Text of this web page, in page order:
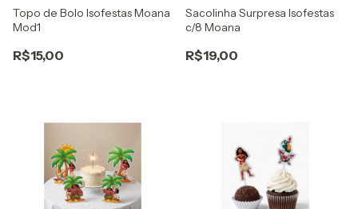
Topo de Bolo Isofestas Moana
Mod1
R$15,00
Sacolinha Surpresa Isofestas
c/8 Moana
R$19,00